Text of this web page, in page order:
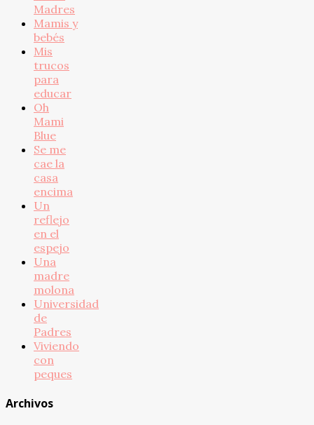
Madres
Mamis y
bebés
Mis
trucos
para
educar
Oh
Mami
Blue
Se me
cae la
casa
encima
Un
reflejo
en el
espejo
Una
madre
molona
Universidad
de
Padres
Viviendo
con
peques
Archivos